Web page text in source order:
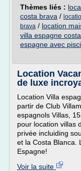
Thèmes liés :
costa brava /
brava / location
villa espagne
espagne avec
Location
de luxe
Location Villa
partir de Club
espagnols Villas,
pour location villas
privée incluiding
et la Costa Blanca.
Espagne!
Voir la suite